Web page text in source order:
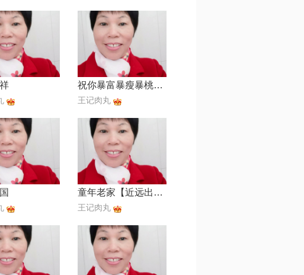
祝你暴富暴瘦暴桃花【接财神女版】
王记肉丸
童年老家【近远出品】
王记肉丸